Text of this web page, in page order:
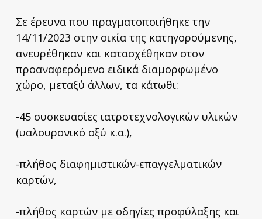
Σε έρευνα που πραγματοποιήθηκε την
14/11/2023 στην οικία της κατηγορούμενης,
ανευρέθηκαν και κατασχέθηκαν στον
προαναφερόμενο ειδικά διαμορφωμένο
χώρο, μεταξύ άλλων, τα κάτωθι:
-45 συσκευασίες ιατροτεχνολογικών υλικών
(υαλουρονικό οξύ κ.α.),
-πλήθος διαφημιστικών-επαγγελματικών
καρτών,
-πλήθος καρτών με οδηγίες προφύλαξης και